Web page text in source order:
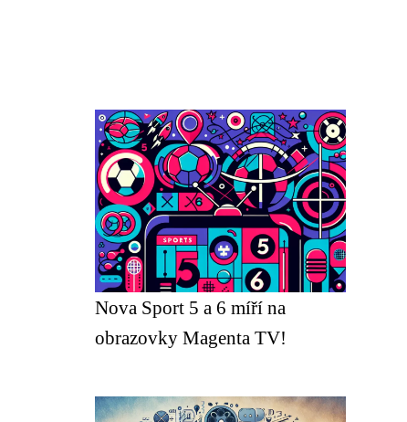
Nova Sport 5 a 6 míří na
obrazovky Magenta TV!